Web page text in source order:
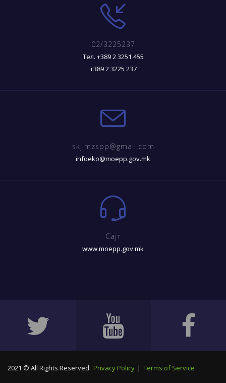
02/3225237
Тел. +389 2 3251 455
+389 2 3225 237
skj.mzspp@gmail.com
infoeko@moepp.gov.mk
Сајт
www.moepp.gov.mk
2021 © All Rights Reserved. Privacy Policy | Terms of Service